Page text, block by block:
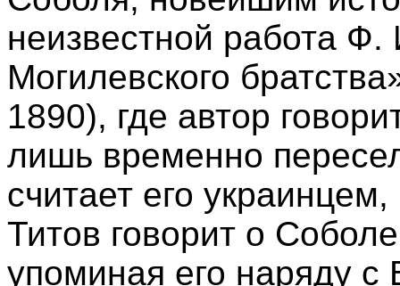
неизвестной работа
Могилевского
1890), где автор
лишь временно
считает его
Титов говорит о
упоминая его наряду